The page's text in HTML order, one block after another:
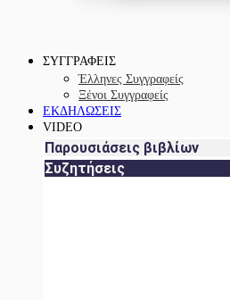
ΣΥΓΓΡΑΦΕΙΣ
Έλληνες Συγγραφείς
Ξένοι Συγγραφείς
ΕΚΔΗΛΩΣΕΙΣ
VIDEO
Παρουσιάσεις βιβλίων
Συζητήσεις